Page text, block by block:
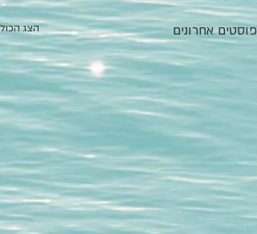
פוסטים אחרונים הצג הכול